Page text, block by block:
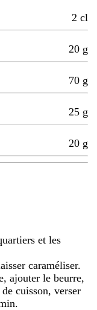
2 cl
20 g
70 g
25 g
20 g
et les
caraméliser.
ajouter le beurre,
cuisson, verser